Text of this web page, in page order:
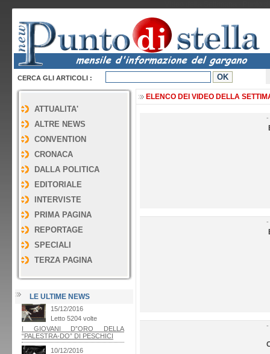
CERCA GLI ARTICOLI :
ATTUALITA'
ALTRE NEWS
CONVENTION
CRONACA
DALLA POLITICA
EDITORIALE
INTERVISTE
PRIMA PAGINA
REPORTAGE
SPECIALI
TERZA PAGINA
LE ULTIME NEWS
ELENCO DEI VIDEO DELLA
-
-
-